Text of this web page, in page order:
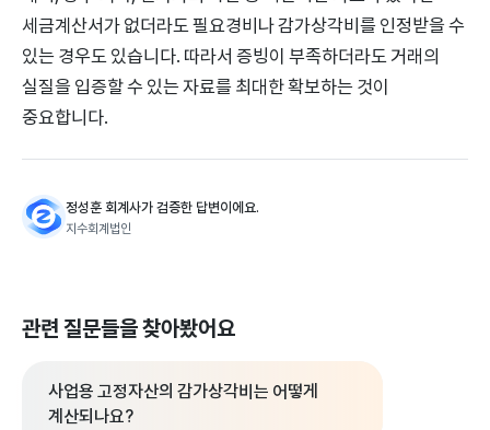
세금계산서가 없더라도 필요경비나 감가상각비를 인정받을 수
있는 경우도 있습니다. 따라서 증빙이 부족하더라도 거래의
실질을 입증할 수 있는 자료를 최대한 확보하는 것이
중요합니다.
정성훈 회계사가 검증한 답변이에요.
지수회계법인
관련 질문들을 찾아봤어요
사업용 고정자산의 감가상각비는 어떻게
계산되나요?